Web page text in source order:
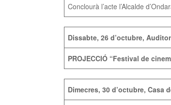
Conclourà l’acte l’Alcalde
Dissabte, 26 d’octubre,
PROJECCIÓ “Festival de
Dimecres, 30 d’octubre, Casa